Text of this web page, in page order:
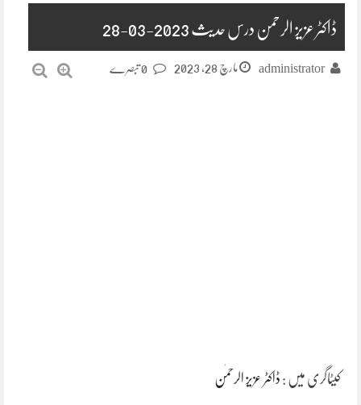
ڈاکٹر عزیز الرحمن درس حدیث 2023-03-28
administrator مارچ 28, 2023
کیٹاگری میں : ڈاکٹر عزیز الرحمٰن